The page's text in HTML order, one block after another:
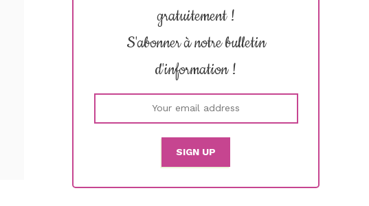
gratuitement !
S'abonner à notre bulletin
d'information !